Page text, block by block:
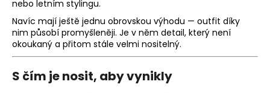
nebo letním stylingu.
Navíc mají ještě jednu obrovskou výhodu — outfit díky
nim působí promyšleněji. Je v něm detail, který není
okoukaný a přitom stále velmi nositelný.
S čím je nosit, aby vynikly